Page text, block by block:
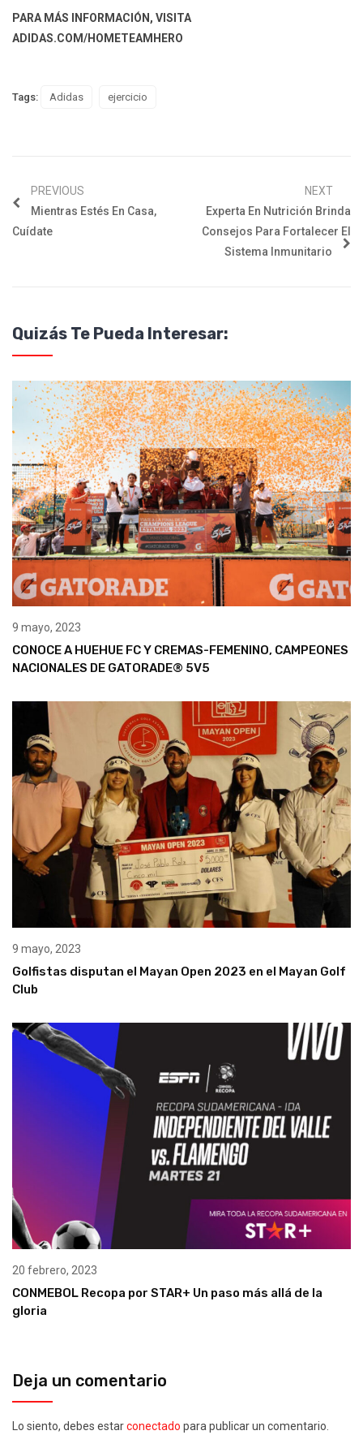
PARA MÁS INFORMACIÓN, VISITA
ADIDAS.COM/HOMETEAMHERO
Tags: Adidas ejercicio
PREVIOUS
Mientras Estés En Casa,
Cuídate
NEXT
Experta En Nutrición Brinda
Consejos Para Fortalecer El
Sistema Inmunitario
Quizás Te Pueda Interesar:
9 mayo, 2023
CONOCE A HUEHUE FC Y CREMAS-FEMENINO, CAMPEONES
NACIONALES DE GATORADE® 5V5
9 mayo, 2023
Golfistas disputan el Mayan Open 2023 en el Mayan Golf
Club
20 febrero, 2023
CONMEBOL Recopa por STAR+ Un paso más allá de la
gloria
Deja un comentario
Lo siento, debes estarconectado para publicar un comentario.